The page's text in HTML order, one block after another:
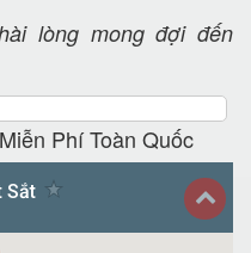
lòng mong đợi đến
Phí Toàn Quốc
back